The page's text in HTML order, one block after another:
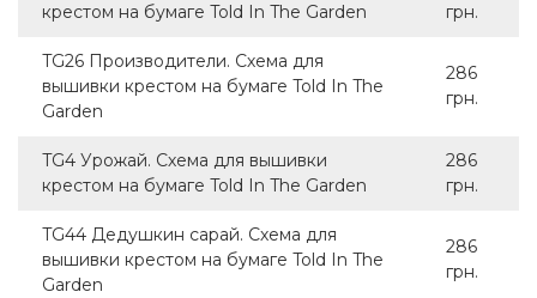
крестом на бумаге Told In The Garden
грн.
TG26 Производители. Схема для
вышивки крестом на бумаге Told In The
Garden
286
грн.
TG4 Урожай. Схема для вышивки
крестом на бумаге Told In The Garden
286
грн.
TG44 Дедушкин сарай. Схема для
вышивки крестом на бумаге Told In The
Garden
286
грн.